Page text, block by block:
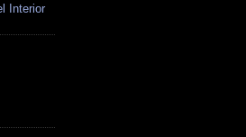
Interior